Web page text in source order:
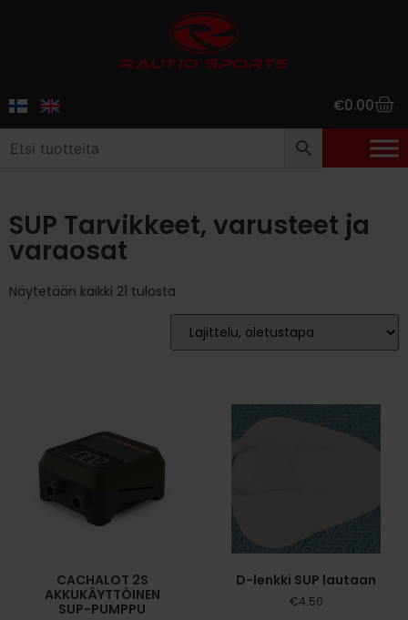
€0.00
SUP Tarvikkeet, varusteet ja
varaosat
Näytetään kaikki 21 tulosta
CACHALOT 2S
AKKUKÄYTTÖINEN
SUP-PUMPPU
D-lenkki SUP lautaan
€4.50